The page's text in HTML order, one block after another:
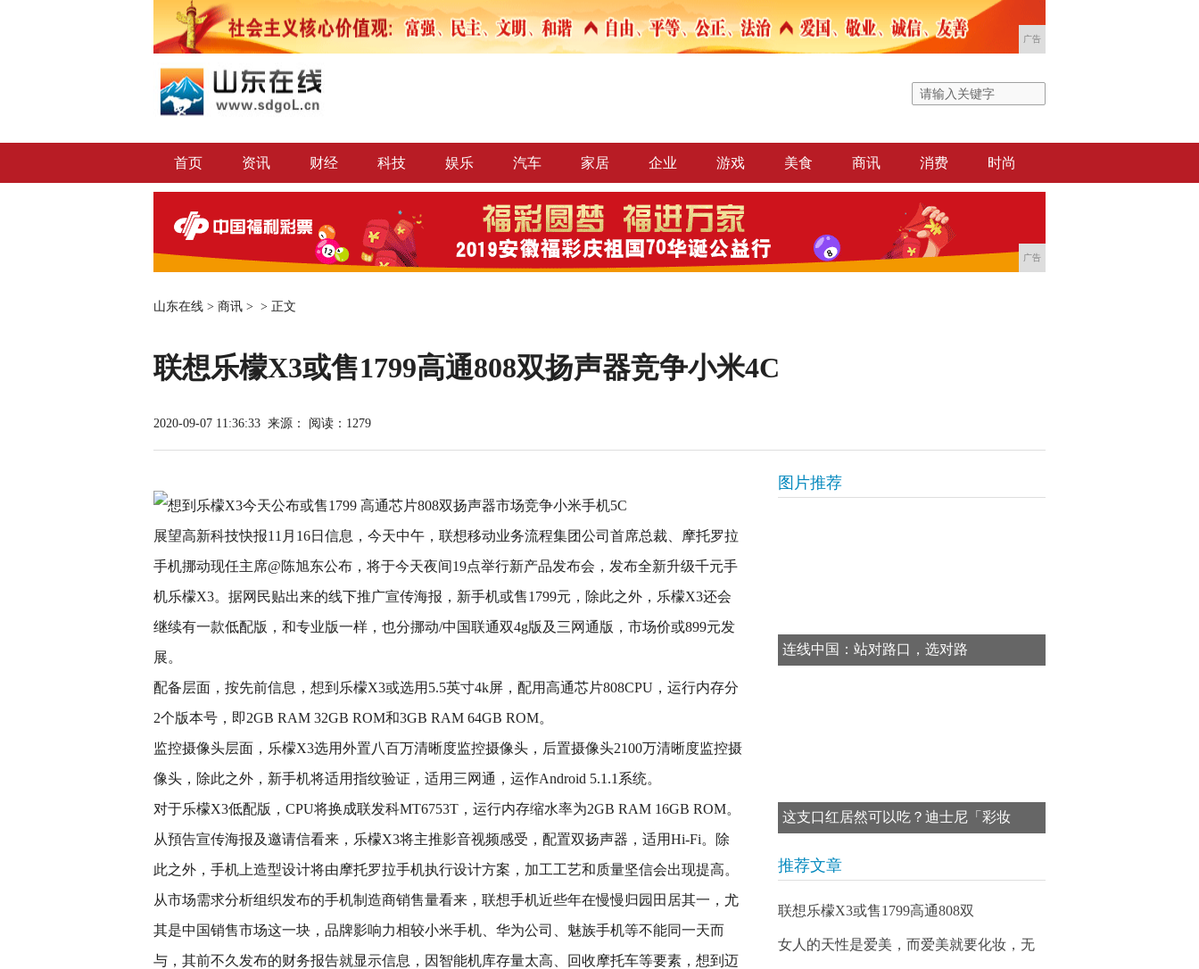
广告
首页 资讯 财经 科技 娱乐 汽车 家居 企业 游戏 美食 商讯 消费 时尚
广告
山东在线 > 商讯 > > 正文
联想乐檬X3或售1799高通808双扬声器竞争小米4C
2020-09-07 11:36:33 来源： 阅读：1279
展望高新科技快报11月16日信息，今天中午，联想移动业务流程集团公司首席总裁、摩托罗拉
手机挪动现任主席@陈旭东公布，将于今天夜间19点举行新产品发布会，发布全新升级千元手
机乐檬X3。据网民贴出来的线下推广宣传海报，新手机或售1799元，除此之外，乐檬X3还会
继续有一款低配版，和专业版一样，也分挪动/中国联通双4g版及三网通版，市场价或899元发
展。
配备层面，按先前信息，想到乐檬X3或选用5.5英寸4k屏，配用高通芯片808CPU，运行内存分
2个版本号，即2GB RAM 32GB ROM和3GB RAM 64GB ROM。
监控摄像头层面，乐檬X3选用外置八百万清晰度监控摄像头，后置摄像头2100万清晰度监控摄
像头，除此之外，新手机将适用指纹验证，适用三网通，运作Android 5.1.1系统。
对于乐檬X3低配版，CPU将换成联发科MT6753T，运行内存缩水率为2GB RAM 16GB ROM。
从預告宣传海报及邀请信看来，乐檬X3将主推影音视频感受，配置双扬声器，适用Hi-Fi。除
此之外，手机上造型设计将由摩托罗拉手机执行设计方案，加工工艺和质量坚信会出现提高。
从市场需求分析组织发布的手机制造商销售量看来，联想手机近些年在慢慢归园田居其一，尤
其是中国销售市场这一块，品牌影响力相较小米手机、华为公司、魅族手机等不能同一天而
与，其前不久发布的财务报告就显示信息，因智能机库存量太高、回收摩托车等要素，想到迈
图片推荐
连线中国：站对路口，选对路
这支口红居然可以吃？迪士尼「彩妆
推荐文章
联想乐檬X3或售1799高通808双
女人的天性是爱美，而爱美就要化妆，无